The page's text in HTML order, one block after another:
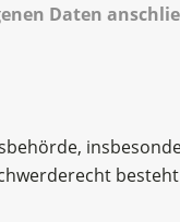
Daten